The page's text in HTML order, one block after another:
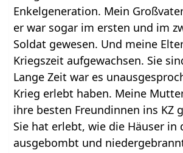
Enkelgeneration. Mein
er war sogar im ersten und im
Soldat gewesen. Und meine
Kriegszeit aufgewachsen. Sie
Lange Zeit war es
Krieg erlebt haben. Meine
ihre besten Freundinnen ins KZ
Sie hat erlebt, wie die Häuser in
ausgebombt und